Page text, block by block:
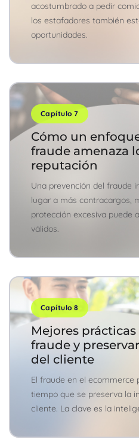
acostumbrado a pedir
los estafadores también
oportunidades.
Capítulo 7
Cómo un
fraude amenaza
reputación
Una prevención del fraude
lugar a más contracargos,
protección excesiva puede
válidos.
Capítulo 8
Mejores
fraude y
del cliente
El fraude en el ecommerce
tiempo que se preserva la
cliente. La clave es la